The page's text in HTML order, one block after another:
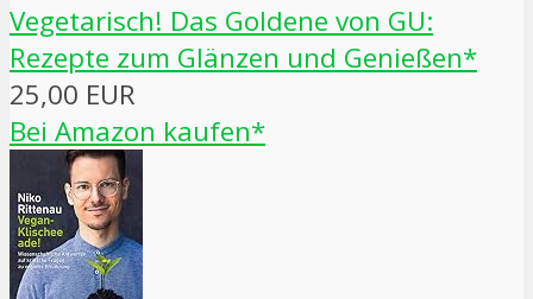
Vegetarisch! Das Goldene von GU:
Rezepte zum Glänzen und Genießen*
25,00 EUR
Bei Amazon kaufen*